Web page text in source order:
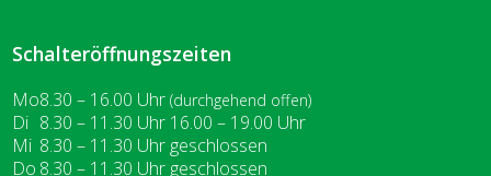
Schalteröffnungszeiten
Wochentag VormittagNachmittag
Montag
8.30 – 16.00 Uhr (durchgehend offen)
Dienstag
8.30 – 11.30 Uhr 16.00 – 19.00 Uhr
Mittwoch
8.30 – 11.30 Uhr geschlossen
Do nnerstag
8.30 – 11.30 Uhr geschlossen